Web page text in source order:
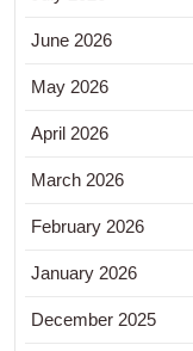
June 2026
May 2026
April 2026
March 2026
February 2026
January 2026
December 2025